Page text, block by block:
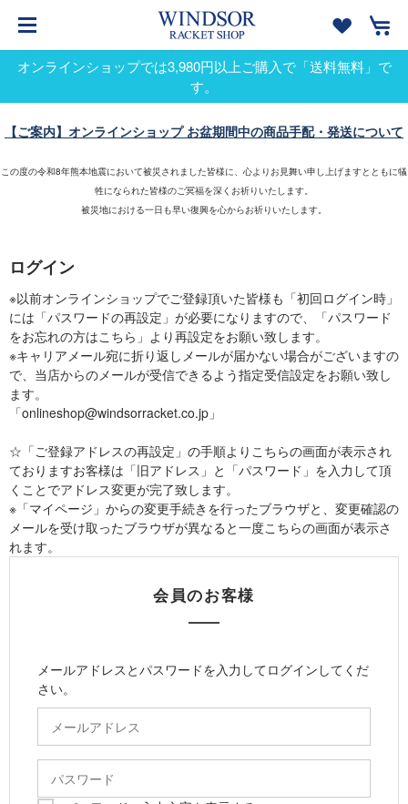
オンラインショップでは3,980円以上ご購入で「送料無料」で
す。
【ご案内】オンラインショップ お盆期間中の商品手配・発送について
この度の令和8年熊本地震において被災されました皆様に、心よりお見舞い申し上げますとともに犠
牲になられた皆様のご冥福を深くお祈りいたします。
被災地における一日も早い復興を心からお祈りいたします。
ログイン
※以前オンラインショップでご登録頂いた皆様も「初回ログイン時」
には「パスワードの再設定」が必要になりますので、「パスワード
をお忘れの方はこちら」より再設定をお願い致します。
※キャリアメール宛に折り返しメールが届かない場合がございますの
で、当店からのメールが受信できるよう指定受信設定をお願い致し
ます。
「onlineshop@windsorracket.co.jp」
☆「ご登録アドレスの再設定」の手順よりこちらの画面が表示され
ておりますお客様は「旧アドレス」と「パスワード」を入力して頂
くことでアドレス変更が完了致します。
※「マイページ」からの変更手続きを行ったブラウザと、変更確認の
メールを受け取ったブラウザが異なると一度こちらの画面が表示さ
れます。
会員のお客様
メールアドレスとパスワードを入力してログインしてくだ
さい。